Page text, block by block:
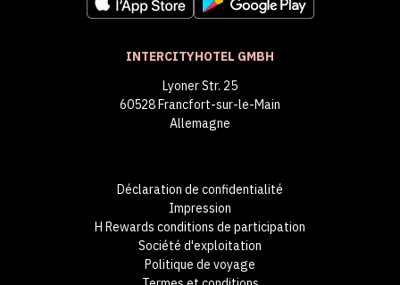
INTERCITYHOTEL GMBH
Lyoner Str. 25
60528 Francfort-sur-le-Main
Allemagne
Déclaration de confidentialité
Impression
H Rewards conditions de participation
Société d'exploitation
Politique de voyage